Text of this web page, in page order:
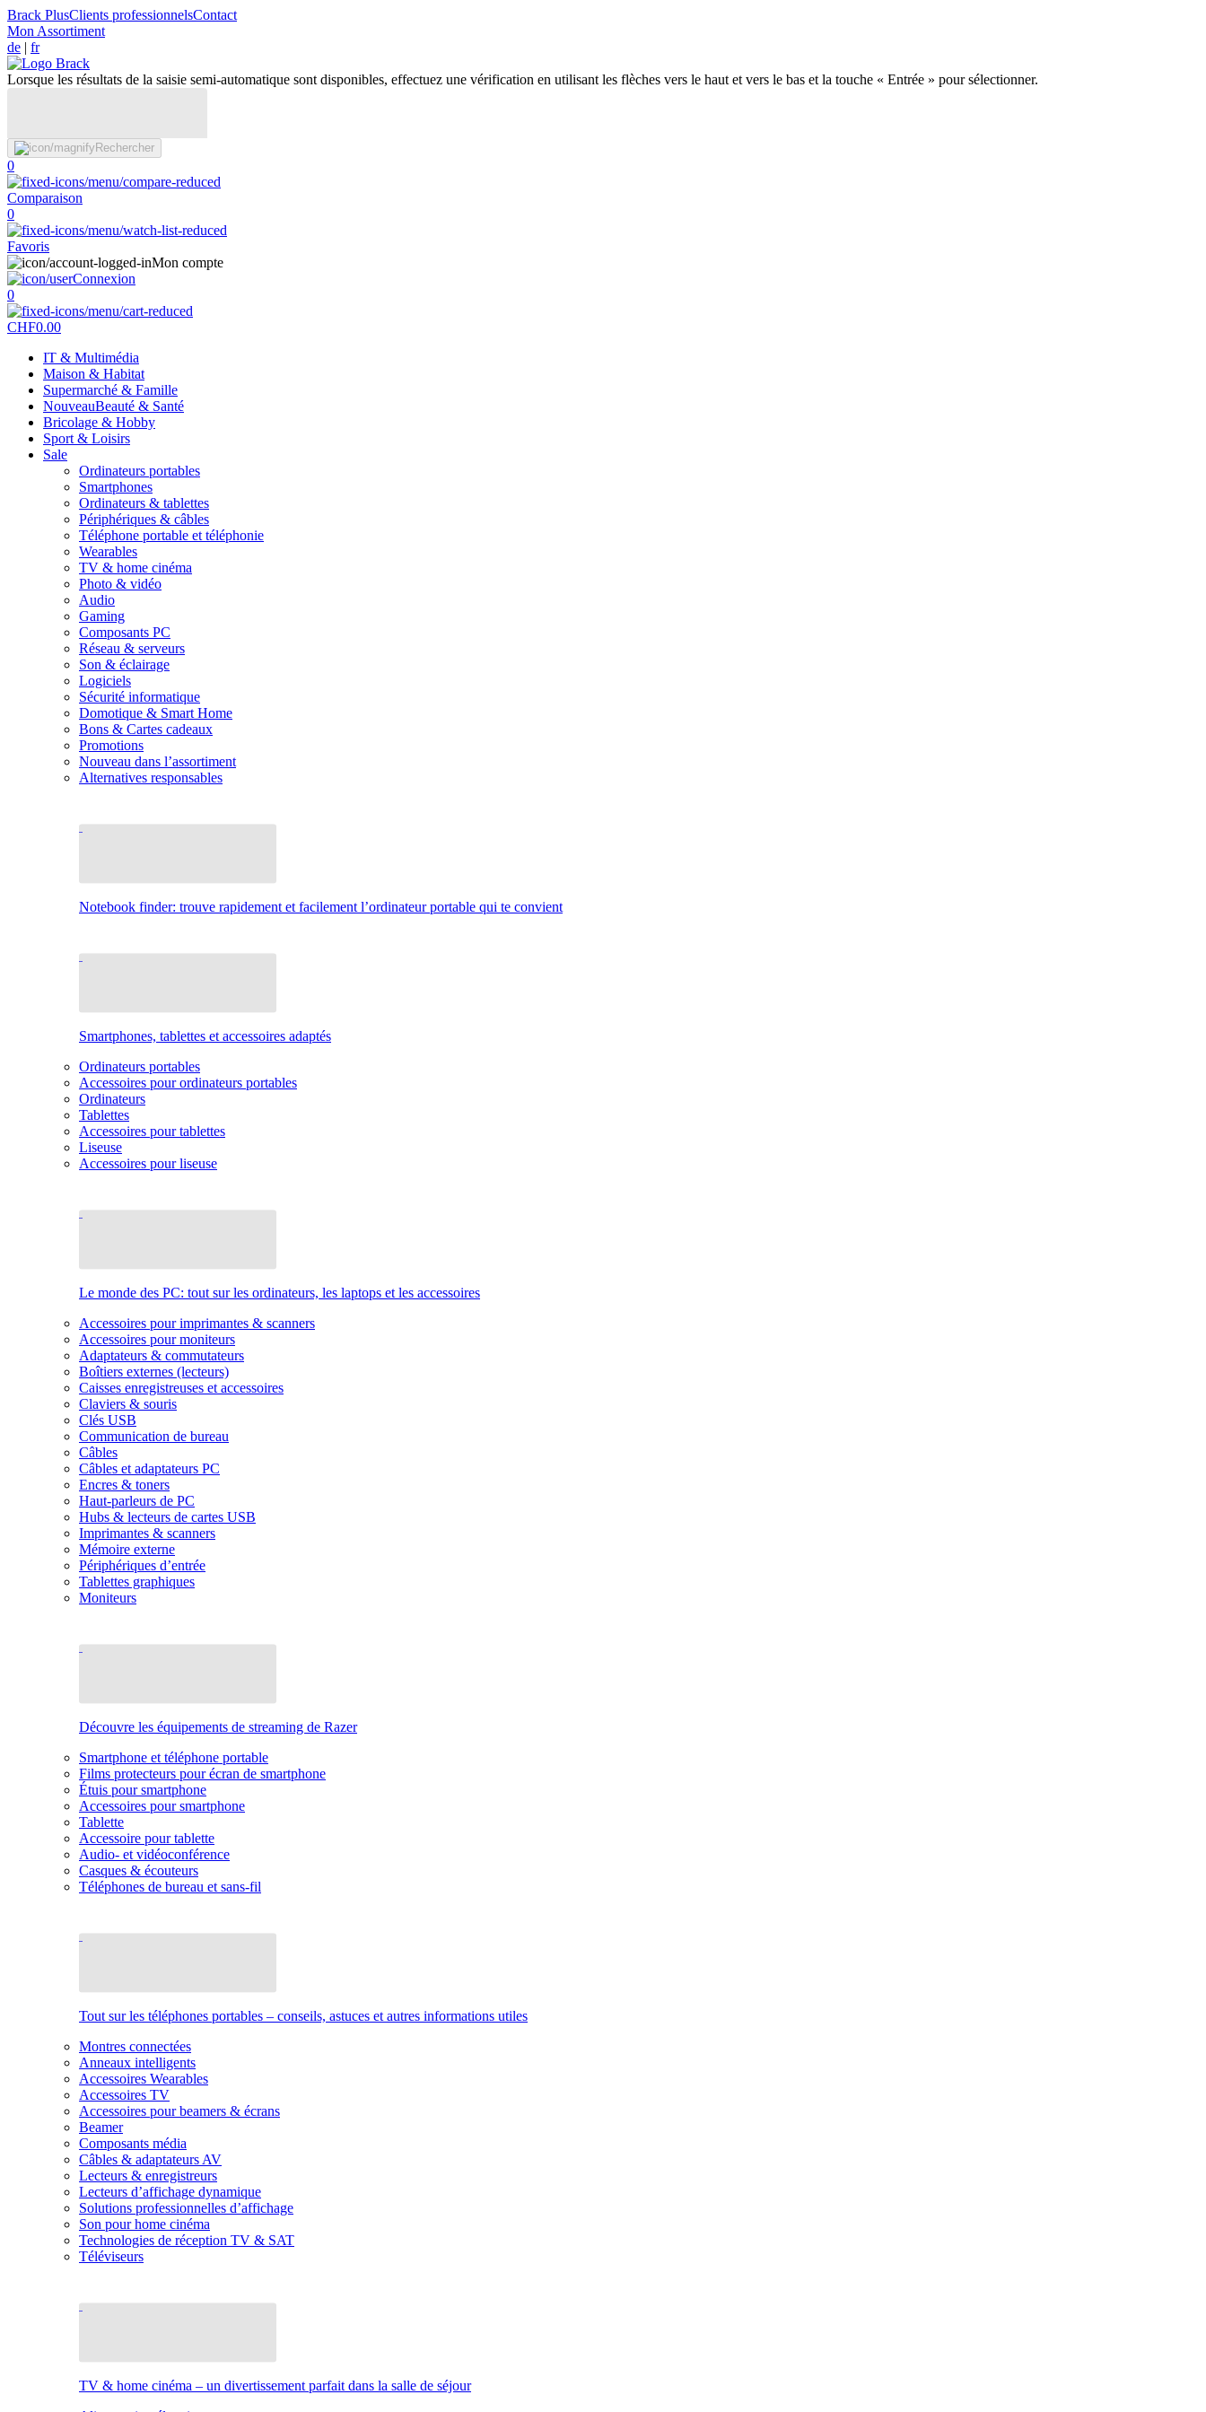
Brack PlusClients professionnelsContact
Mon Assortiment
de | fr
Lorsque les résultats de la saisie semi-automatique sont disponibles, effectuez une vérification en utilisant les flèches vers le haut et vers le bas et la touche « Entrée » pour sélectionner.
Rechercher
0
Comparaison
0
Favoris
Mon compte
Connexion
0
CHF0.00
IT & Multimédia
Maison & Habitat
Supermarché & Famille
NouveauBeauté & Santé
Bricolage & Hobby
Sport & Loisirs
Sale
Ordinateurs portables
Smartphones
Ordinateurs & tablettes
Périphériques & câbles
Téléphone portable et téléphonie
Wearables
TV & home cinéma
Photo & vidéo
Audio
Gaming
Composants PC
Réseau & serveurs
Son & éclairage
Logiciels
Sécurité informatique
Domotique & Smart Home
Bons & Cartes cadeaux
Promotions
Nouveau dans l’assortiment
Alternatives responsables
Notebook finder: trouve rapidement et facilement l’ordinateur portable qui te convient
Smartphones, tablettes et accessoires adaptés
Ordinateurs portables
Accessoires pour ordinateurs portables
Ordinateurs
Tablettes
Accessoires pour tablettes
Liseuse
Accessoires pour liseuse
Le monde des PC: tout sur les ordinateurs, les laptops et les accessoires
Accessoires pour imprimantes & scanners
Accessoires pour moniteurs
Adaptateurs & commutateurs
Boîtiers externes (lecteurs)
Caisses enregistreuses et accessoires
Claviers & souris
Clés USB
Communication de bureau
Câbles
Câbles et adaptateurs PC
Encres & toners
Haut-parleurs de PC
Hubs & lecteurs de cartes USB
Imprimantes & scanners
Mémoire externe
Périphériques d’entrée
Tablettes graphiques
Moniteurs
Découvre les équipements de streaming de Razer
Smartphone et téléphone portable
Films protecteurs pour écran de smartphone
Étuis pour smartphone
Accessoires pour smartphone
Tablette
Accessoire pour tablette
Audio- et vidéoconférence
Casques & écouteurs
Téléphones de bureau et sans-fil
Tout sur les téléphones portables – conseils, astuces et autres informations utiles
Montres connectées
Anneaux intelligents
Accessoires Wearables
Accessoires TV
Accessoires pour beamers & écrans
Beamer
Composants média
Câbles & adaptateurs AV
Lecteurs & enregistreurs
Lecteurs d’affichage dynamique
Solutions professionnelles d’affichage
Son pour home cinéma
Technologies de réception TV & SAT
Téléviseurs
TV & home cinéma – un divertissement parfait dans la salle de séjour